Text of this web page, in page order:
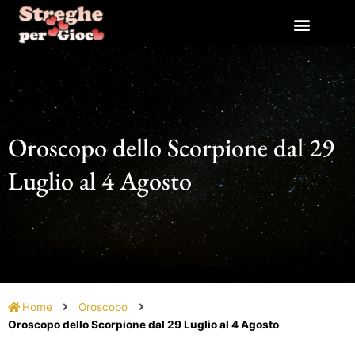
contenuto
Oroscopo dello Scorpione dal 29
Luglio al 4 Agosto
Home
Oroscopo
Oroscopo dello Scorpione dal 29 Luglio al 4 Agosto